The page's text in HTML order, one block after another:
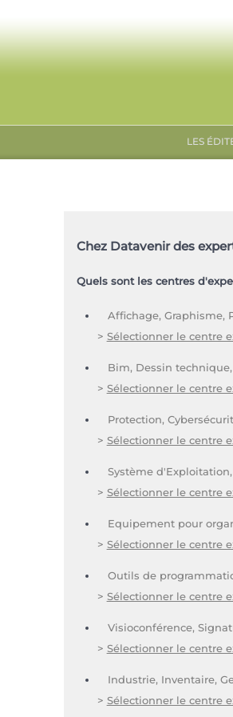
LES
Chez Datavenir des
Quels sont les centres
Affichage, Graphisme,
> Sélectionner le centre
Bim, Dessin
> Sélectionner le centre
Protection,
> Sélectionner le centre
Système
> Sélectionner le centre
Equipement pour
> Sélectionner le centre
Outils de
> Sélectionner le centre
Visioconférence,
> Sélectionner le centre
Industrie, Inventaire,
> Sélectionner le centre